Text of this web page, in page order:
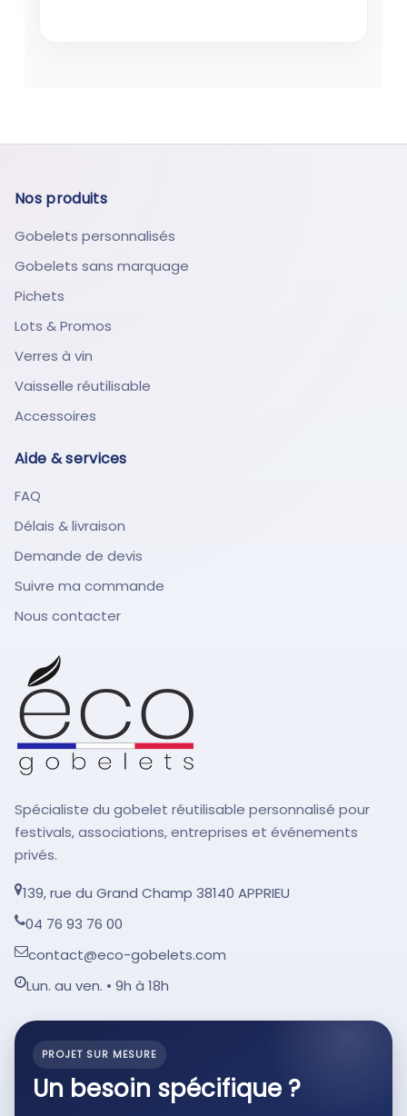
Nos produits
Gobelets personnalisés
Gobelets sans marquage
Pichets
Lots & Promos
Verres à vin
Vaisselle réutilisable
Accessoires
Aide & services
FAQ
Délais & livraison
Demande de devis
Suivre ma commande
Nous contacter
Spécialiste du gobelet réutilisable personnalisé pour
festivals, associations, entreprises et événements
privés.
139, rue du Grand Champ 38140 APPRIEU
04 76 93 76 00
contact@eco-gobelets.com
Lun. au ven. • 9h à 18h
PROJET SUR MESURE
Un besoin spécifique ?